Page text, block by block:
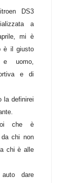
DS3
a
mi è
è il giusto
e uomo,
e di
la definirei
che è
da chi non
chi è alle
dare